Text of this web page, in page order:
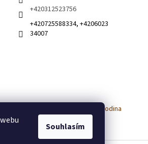
Souhlasím
+420312523756
+420725588334, +4206023
34007